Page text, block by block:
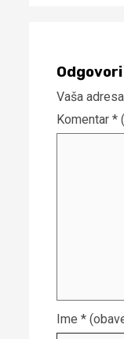
Odgovori
Vaša
Komentar *
Ime *